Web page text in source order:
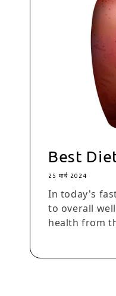
Best
25 मार्च 2024
In today's
to overall
health from